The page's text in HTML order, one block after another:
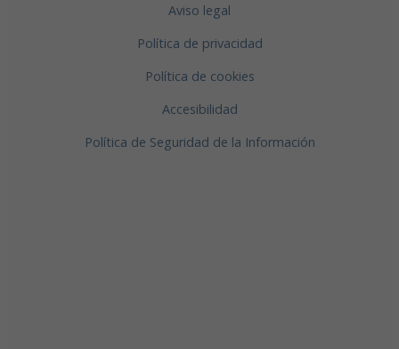
Aviso legal
Política de privacidad
Política de cookies
Accesibilidad
Política de Seguridad de la Información